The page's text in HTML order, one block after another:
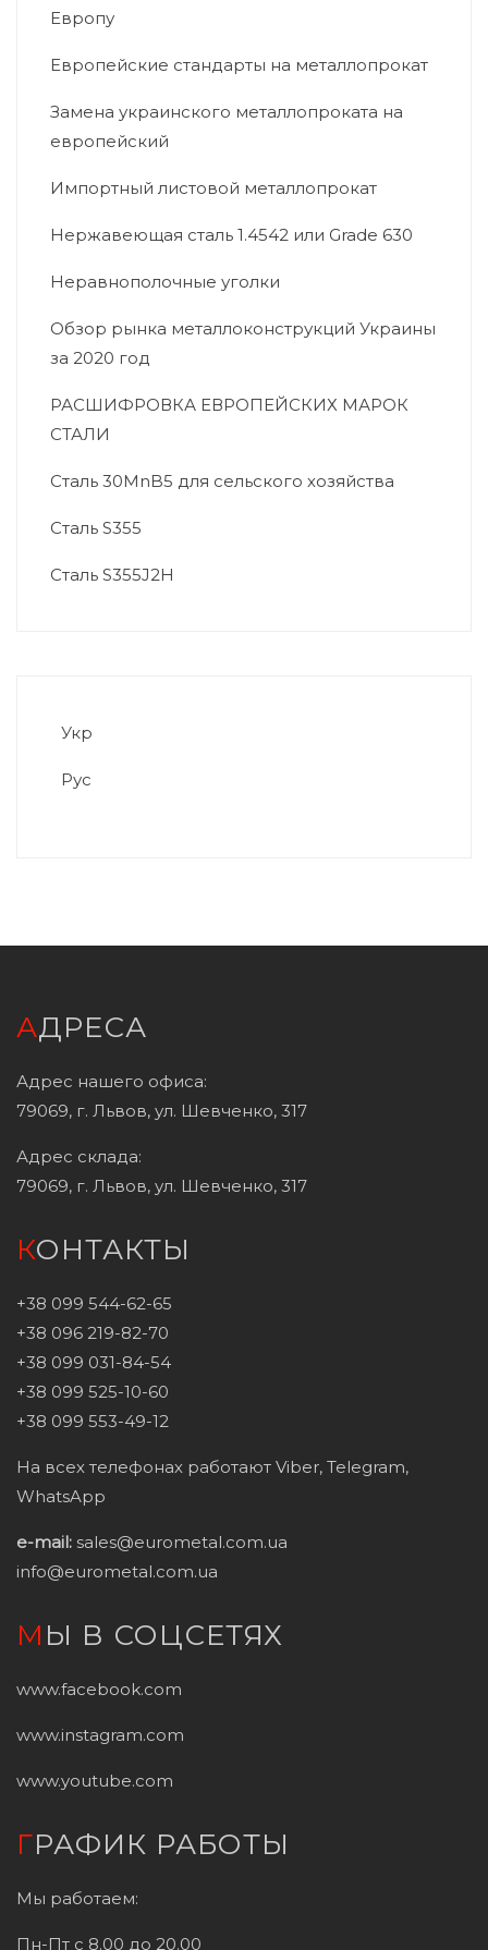
Европу
Европейские стандарты на металлопрокат
Замена украинского металлопроката на
европейский
Импортный листовой металлопрокат
Нержавеющая сталь 1.4542 или Grade 630
Неравнополочные уголки
Обзор рынка металлоконструкций Украины
за 2020 год
РАСШИФРОВКА ЕВРОПЕЙСКИХ МАРОК
СТАЛИ
Сталь 30MnB5 для сельского хозяйства
Сталь S355
Сталь S355J2H
Укр
Рус
АДРЕСА
Адрес нашего офиса:
79069, г. Львов, ул. Шевченко, 317
Адрес склада:
79069, г. Львов, ул. Шевченко, 317
КОНТАКТЫ
+38 099 544-62-65
+38 096 219-82-70
+38 099 031-84-54
+38 099 525-10-60
+38 099 553-49-12
На всех телефонах работают Viber, Telegram,
WhatsApp
e-mail: sales@eurometal.com.ua
info@eurometal.com.ua
МЫ В СОЦСЕТЯХ
www.facebook.com
www.instagram.com
www.youtube.com
ГРАФИК РАБОТЫ
Мы работаем:
Пн-Пт с 8.00 до 20.00